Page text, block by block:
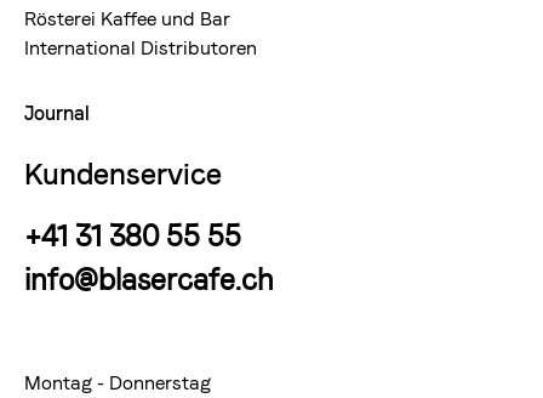
Rösterei Kaffee und Bar
International Distributoren
Journal
Kundenservice
+41 31 380 55 55
info@blasercafe.ch
Montag - Donnerstag